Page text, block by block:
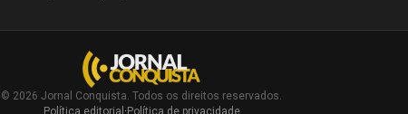
© 2026 Jornal Conquista. Todos os direitos reservados.
Política editorial · Política de privacidade